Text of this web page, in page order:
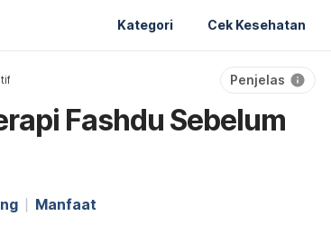
Kategori Cek Kesehatan
Penjelas
Fashdu Sebelum
Manfaat